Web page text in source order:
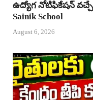
ఉద్యోగ నోటిఫికేషన్
Sainik School
August 6, 2026